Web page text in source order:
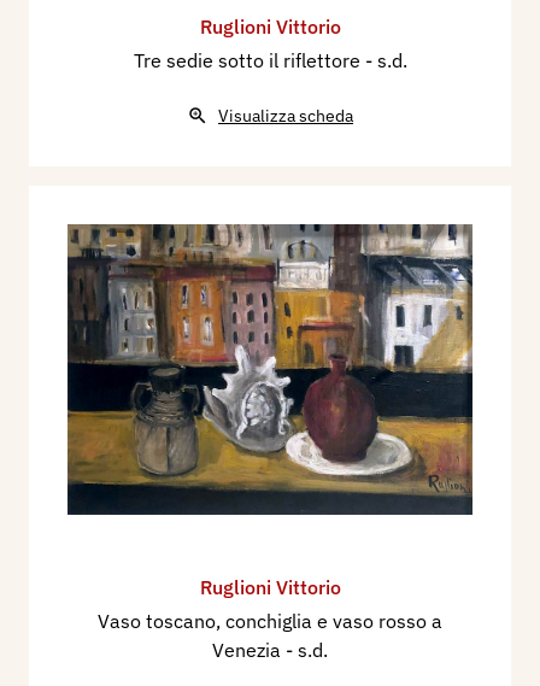
Ruglioni Vittorio
Tre sedie sotto il riflettore - s.d.
Visualizza scheda
Ruglioni Vittorio
Vaso toscano, conchiglia e vaso rosso a
Venezia - s.d.